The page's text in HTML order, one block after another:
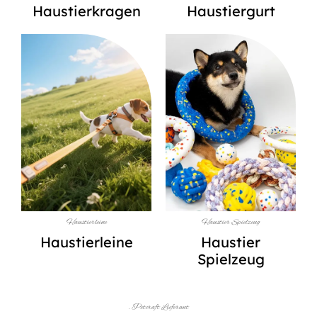
Haustierkragen Haustiergurt
Haustierleine
Haustierleine
Haustier Spielzeug
Haustier
Spielzeug
. Petcraft Lieferant